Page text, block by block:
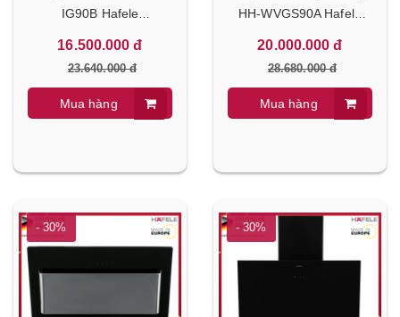
IG90B Hafele
539.81.775
16.500.000 đ
23.640.000 đ
Mua hàng
HH-WVGS90A Hafele
533.80.203
20.000.000 đ
28.680.000 đ
Mua hàng
- 30% - 30%